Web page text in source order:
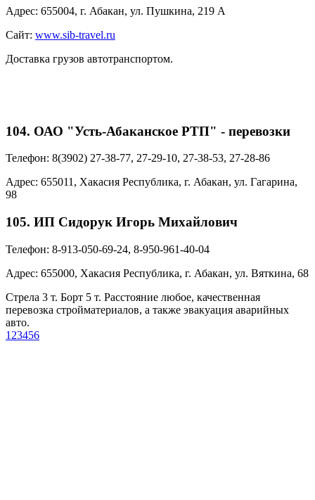
Адрес: 655004, г. Абакан, ул. Пушкина, 219 А
Сайт: www.sib-travel.ru
Доставка грузов автотранспортом.
104. ОАО "Усть-Абаканское РТП" - перевозки
Телефон: 8(3902) 27-38-77, 27-29-10, 27-38-53, 27-28-86
Адрес: 655011, Хакасия Республика, г. Абакан, ул. Гагарина,
98
105. ИП Сидорук Игорь Михайлович
Телефон: 8-913-050-69-24, 8-950-961-40-04
Адрес: 655000, Хакасия Республика, г. Абакан, ул. Вяткина, 68
Стрела 3 т. Борт 5 т. Расстояние любое, качественная
перевозка стройматериалов, а также эвакуация аварийных
авто.
1 23456